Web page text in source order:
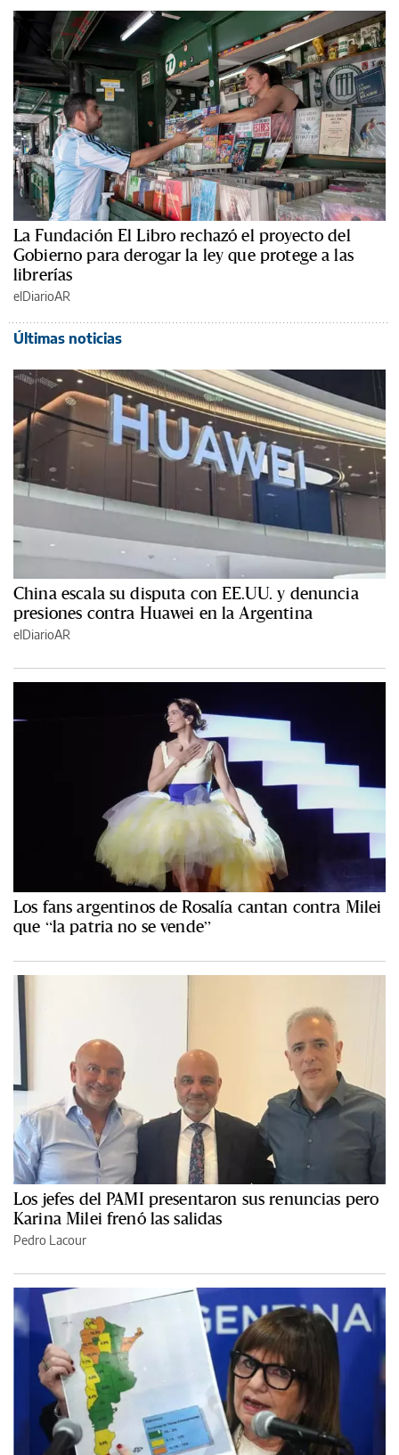
La Fundación El Libro rechazó el proyecto del
Gobierno para derogar la ley que protege a las
librerías
elDiarioAR
Últimas noticias
China escala su disputa con EE.UU. y denuncia
presiones contra Huawei en la Argentina
elDiarioAR
Los fans argentinos de Rosalía cantan contra Milei
que “la patria no se vende”
Los jefes del PAMI presentaron sus renuncias pero
Karina Milei frenó las salidas
Pedro Lacour